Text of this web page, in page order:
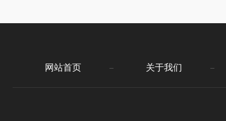
网站首页 关于我们